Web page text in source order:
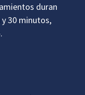
duran
30 minutos,